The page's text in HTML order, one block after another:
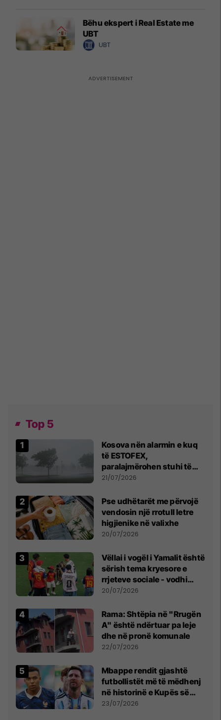
Bëhu ekspert i Real Estate me
UBT
UBT
Top 5
Kosova nën alarmin e kuq
të ESTOFEX,
paralajmërohen stuhi të
fuqishme me breshër dhe
21/07/2026
Pse udhëtarët me përvojë
vendosin një rrotull letre
higjienike në valixhe
20/07/2026
Vëllai i vogël i Yamalit është
sërish tema kryesore e
rrjeteve sociale - vodhi
vëmendjen pas finales së
20/07/2026
Rama: Shtëpia në "Rrugën
A" është ndërtuar pa leje
dhe në pronë komunale
22/07/2026
Mbappe rendit gjashtë
futbollistët më të mëdhenj
në historinë e Kupës së
Botës, Messi mbetet i dyti
23/07/2026